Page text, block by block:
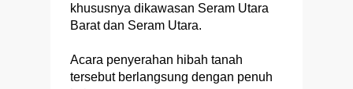
khususnya dikawasan Seram Utara
Barat dan Seram Utara.
Acara penyerahan hibah tanah
tersebut berlangsung dengan penuh